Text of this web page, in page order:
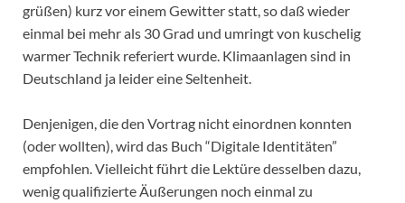
grüßen) kurz vor einem Gewitter statt, so daß wieder
einmal bei mehr als 30 Grad und umringt von kuschelig
warmer Technik referiert wurde. Klimaanlagen sind in
Deutschland ja leider eine Seltenheit.
Denjenigen, die den Vortrag nicht einordnen konnten
(oder wollten), wird das Buch “Digitale Identitäten”
empfohlen. Vielleicht führt die Lektüre desselben dazu,
wenig qualifizierte Äußerungen noch einmal zu